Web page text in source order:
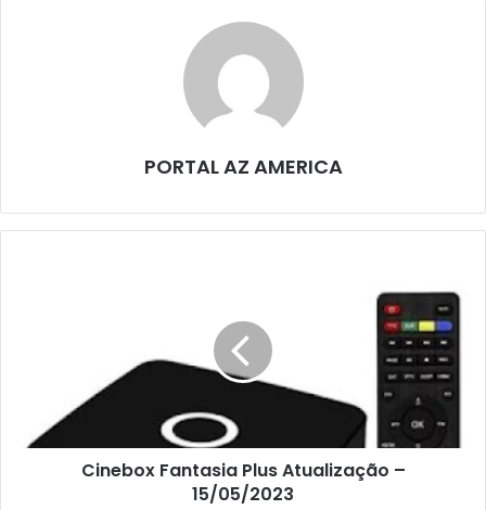
PORTAL AZ AMERICA
Cinebox Fantasia Plus Atualização –
15/05/2023